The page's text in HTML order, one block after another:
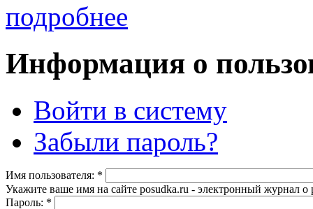
подробнее
Информация о
Войти в систему
Забыли пароль?
Имя пользователя: *
Укажите ваше имя на сайте posudka.ru - электронный журнал
Пароль: *